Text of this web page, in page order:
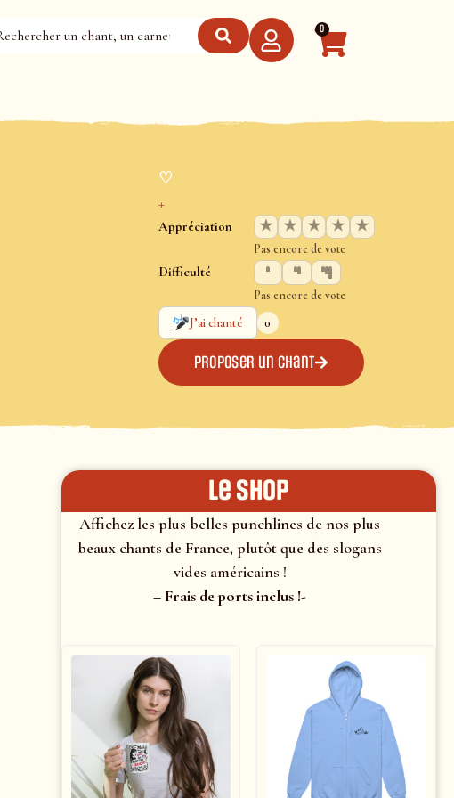
0
♡
+
Appréciation ★ ★ ★ ★ ★
Pas encore de vote
Difficulté
Pas encore de vote
J’ai chanté
0
Proposer un chant
le shop
Affichez les plus belles punchlines de nos plus
beaux chants de France, plutôt que des slogans
vides américains !
– Frais de ports inclus !-